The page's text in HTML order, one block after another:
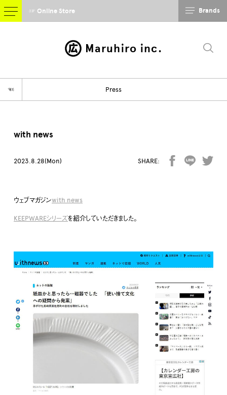
Maruhiro inc.
☞ Online Store Brands
Press
☜
with news
2023.8.28(Mon) SHARE:
ウェブマガジンwith news
KEEPWAREシリーズを紹介していただきました。